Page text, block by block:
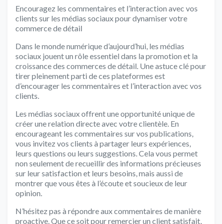
Encouragez les commentaires et l’interaction avec vos
clients sur les médias sociaux pour dynamiser votre
commerce de détail
Dans le monde numérique d’aujourd’hui, les médias
sociaux jouent un rôle essentiel dans la promotion et la
croissance des commerces de détail. Une astuce clé pour
tirer pleinement parti de ces plateformes est
d’encourager les commentaires et l’interaction avec vos
clients.
Les médias sociaux offrent une opportunité unique de
créer une relation directe avec votre clientèle. En
encourageant les commentaires sur vos publications,
vous invitez vos clients à partager leurs expériences,
leurs questions ou leurs suggestions. Cela vous permet
non seulement de recueillir des informations précieuses
sur leur satisfaction et leurs besoins, mais aussi de
montrer que vous êtes à l’écoute et soucieux de leur
opinion.
N’hésitez pas à répondre aux commentaires de manière
proactive. Que ce soit pour remercier un client satisfait,